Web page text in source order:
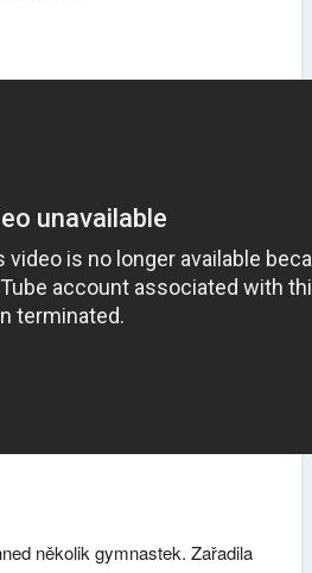
několik gymnastek. Zařadila